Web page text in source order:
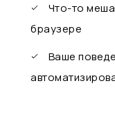
Что-то
браузере
Ваше